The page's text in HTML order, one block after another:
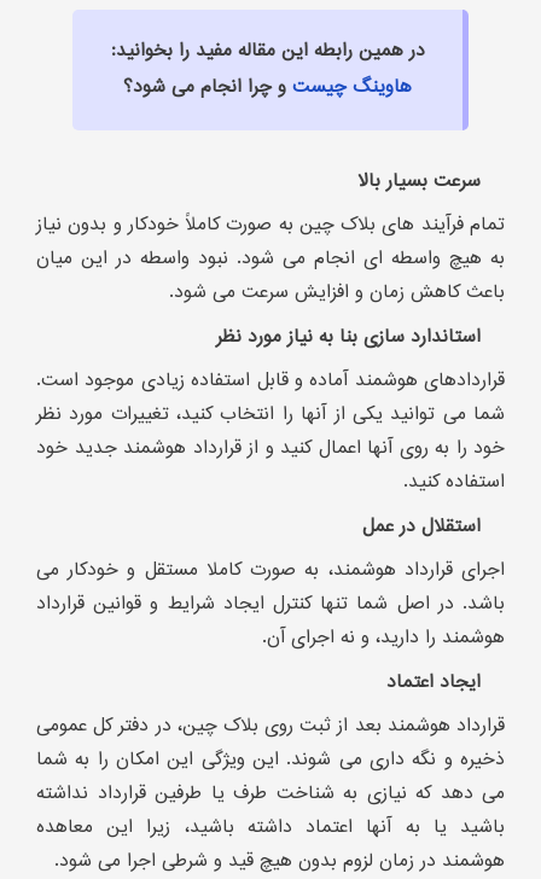
در همین رابطه این مقاله مفید را بخوانید:
هاوینگ چیستو چرا انجام می شود؟
سرعت بسیار بالا
تمام فرآیند های بلاک چین به صورت کاملاً خودکار و بدون نیاز
به هیچ واسطه ای انجام می شود. نبود واسطه در این میان
باعث کاهش زمان و افزایش سرعت می شود.
استاندارد سازی بنا به نیاز مورد نظر
قراردادهای هوشمند آماده و قابل استفاده زیادی موجود است.
شما می توانید یکی از آنها را انتخاب کنید، تغییرات مورد نظر
خود را به روی آنها اعمال کنید و از قرارداد هوشمند جدید خود
استفاده کنید.
استقلال در عمل
اجرای قرارداد هوشمند، به صورت کاملا مستقل و خودکار می
باشد. در اصل شما تنها کنترل ایجاد شرایط و قوانین قرارداد
هوشمند را دارید، و نه اجرای آن.
ایجاد اعتماد
قرارداد هوشمند بعد از ثبت روی بلاک چین، در دفتر کل عمومی
ذخیره و نگه داری می شوند. این ویژگی این امکان را به شما
می دهد که نیازی به شناخت طرف یا طرفین قرارداد نداشته
باشید یا به آنها اعتماد داشته باشید، زیرا این معاهده
هوشمند در زمان لزوم بدون هیچ قید و شرطی اجرا می شود.